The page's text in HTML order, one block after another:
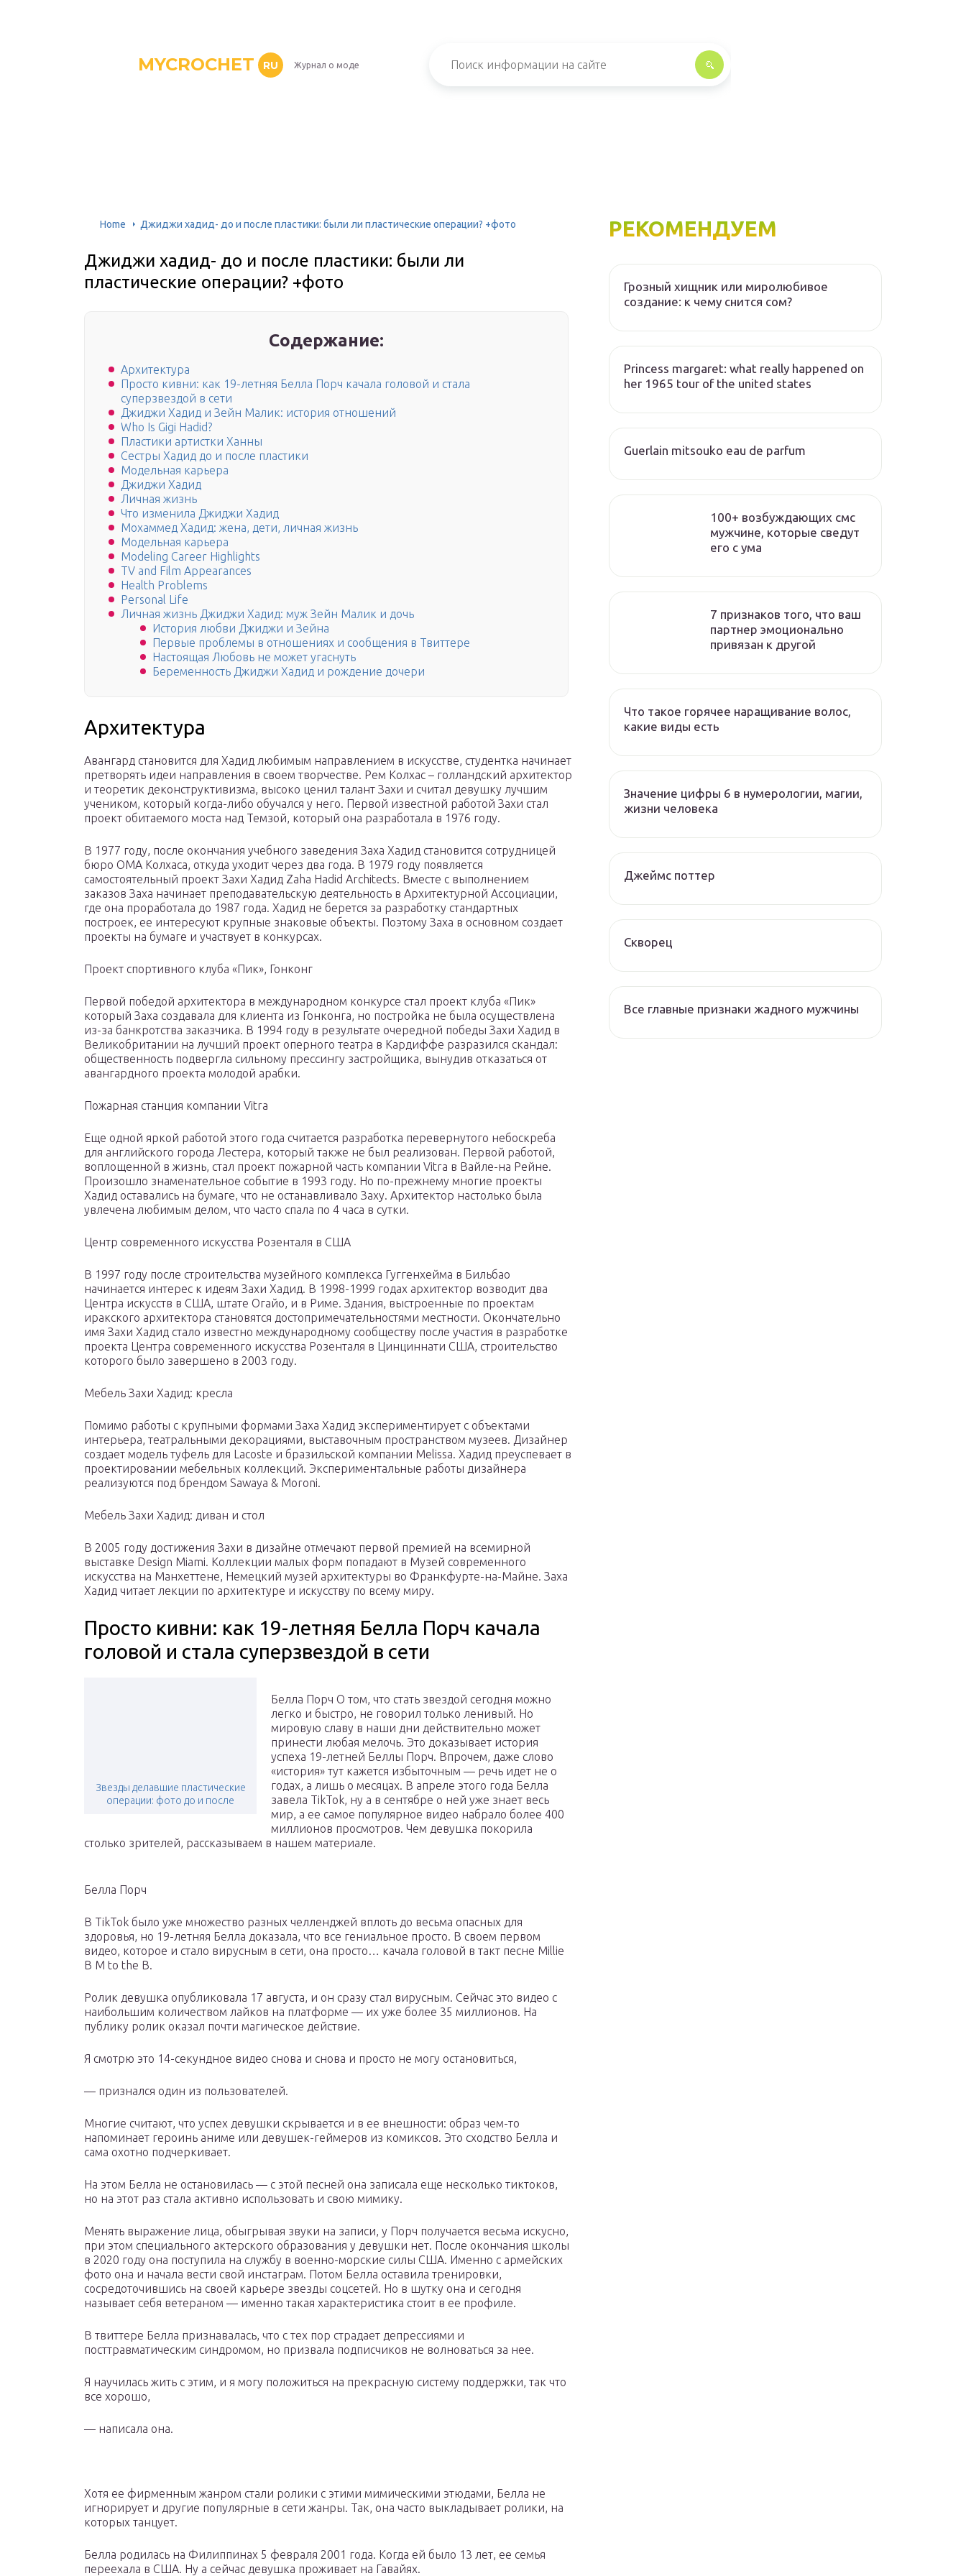
MYCROCHET RU Журнал о моде
Home Джиджи хадид- до и после пластики: были ли пластические операции? +фото
Джиджи хадид- до и после пластики: были ли
пластические операции? +фото
Содержание:
Архитектура
Просто кивни: как 19-летняя Белла Порч качала головой и стала
суперзвездой в сети
Джиджи Хадид и Зейн Малик: история отношений
Who Is Gigi Hadid?
Пластики артистки Ханны
Сестры Хадид до и после пластики
Модельная карьера
Джиджи Хадид
Личная жизнь
Что изменила Джиджи Хадид
Мохаммед Хадид: жена, дети, личная жизнь
Модельная карьера
Modeling Career Highlights
TV and Film Appearances
Health Problems
Personal Life
Личная жизнь Джиджи Хадид: муж Зейн Малик и дочь
История любви Джиджи и Зейна
Первые проблемы в отношениях и сообщения в Твиттере
Настоящая Любовь не может угаснуть
Беременность Джиджи Хадид и рождение дочери
Архитектура
Авангард становится для Хадид любимым направлением в искусстве, студентка начинает
претворять идеи направления в своем творчестве. Рем Колхас – голландский архитектор
и теоретик деконструктивизма, высоко ценил талант Захи и считал девушку лучшим
учеником, который когда-либо обучался у него. Первой известной работой Захи стал
проект обитаемого моста над Темзой, который она разработала в 1976 году.
В 1977 году, после окончания учебного заведения Заха Хадид становится сотрудницей
бюро ОМА Колхаса, откуда уходит через два года. В 1979 году появляется
самостоятельный проект Захи Хадид Zaha Hadid Architects. Вместе с выполнением
заказов Заха начинает преподавательскую деятельность в Архитектурной Ассоциации,
где она проработала до 1987 года. Хадид не берется за разработку стандартных
построек, ее интересуют крупные знаковые объекты. Поэтому Заха в основном создает
проекты на бумаге и участвует в конкурсах.
Проект спортивного клуба «Пик», Гонконг
Первой победой архитектора в международном конкурсе стал проект клуба «Пик»
который Заха создавала для клиента из Гонконга, но постройка не была осуществлена
из-за банкротства заказчика. В 1994 году в результате очередной победы Захи Хадид в
Великобритании на лучший проект оперного театра в Кардиффе разразился скандал:
общественность подвергла сильному прессингу застройщика, вынудив отказаться от
авангардного проекта молодой арабки.
Пожарная станция компании Vitra
Еще одной яркой работой этого года считается разработка перевернутого небоскреба
для английского города Лестера, который также не был реализован. Первой работой,
воплощенной в жизнь, стал проект пожарной часть компании Vitra в Вайле-на Рейне.
Произошло знаменательное событие в 1993 году. Но по-прежнему многие проекты
Хадид оставались на бумаге, что не останавливало Заху. Архитектор настолько была
увлечена любимым делом, что часто спала по 4 часа в сутки.
Центр современного искусства Розенталя в США
В 1997 году после строительства музейного комплекса Гуггенхейма в Бильбао
начинается интерес к идеям Захи Хадид. В 1998-1999 годах архитектор возводит два
Центра искусств в США, штате Огайо, и в Риме. Здания, выстроенные по проектам
иракского архитектора становятся достопримечательностями местности. Окончательно
имя Захи Хадид стало известно международному сообществу после участия в разработке
проекта Центра современного искусства Розенталя в Цинциннати США, строительство
которого было завершено в 2003 году.
Мебель Захи Хадид: кресла
Помимо работы с крупными формами Заха Хадид экспериментирует с объектами
интерьера, театральными декорациями, выставочным пространством музеев. Дизайнер
создает модель туфель для Lacoste и бразильской компании Melissa. Хадид преуспевает в
проектировании мебельных коллекций. Экспериментальные работы дизайнера
реализуются под брендом Sawaya & Moroni.
Мебель Захи Хадид: диван и стол
В 2005 году достижения Захи в дизайне отмечают первой премией на всемирной
выставке Design Miami. Коллекции малых форм попадают в Музей современного
искусства на Манхеттене, Немецкий музей архитектуры во Франкфурте-на-Майне. Заха
Хадид читает лекции по архитектуре и искусству по всему миру.
Просто кивни: как 19-летняя Белла Порч качала
головой и стала суперзвездой в сети
Звезды делавшие пластические
операции: фото до и после
Белла Порч О том, что стать звездой сегодня можно
легко и быстро, не говорил только ленивый. Но
мировую славу в наши дни действительно может
принести любая мелочь. Это доказывает история
успеха 19-летней Беллы Порч. Впрочем, даже слово
«история» тут кажется избыточным — речь идет не о
годах, а лишь о месяцах. В апреле этого года Белла
завела TikTok, ну а в сентябре о ней уже знает весь
мир, а ее самое популярное видео набрало более 400
миллионов просмотров. Чем девушка покорила
столько зрителей, рассказываем в нашем материале.
Белла Порч
В TikTok было уже множество разных челленджей вплоть до весьма опасных для
здоровья, но 19-летняя Белла доказала, что все гениальное просто. В своем первом
видео, которое и стало вирусным в сети, она просто… качала головой в такт песне Millie
B M to the B.
Ролик девушка опубликовала 17 августа, и он сразу стал вирусным. Сейчас это видео с
наибольшим количеством лайков на платформе — их уже более 35 миллионов. На
публику ролик оказал почти магическое действие.
Я смотрю это 14-секундное видео снова и снова и просто не могу остановиться,
— признался один из пользователей.
Многие считают, что успех девушки скрывается и в ее внешности: образ чем-то
напоминает героинь аниме или девушек-геймеров из комиксов. Это сходство Белла и
сама охотно подчеркивает.
На этом Белла не остановилась — с этой песней она записала еще несколько тиктоков,
но на этот раз стала активно использовать и свою мимику.
Менять выражение лица, обыгрывая звуки на записи, у Порч получается весьма искусно,
при этом специального актерского образования у девушки нет. После окончания школы
в 2020 году она поступила на службу в военно-морские силы США. Именно с армейских
фото она и начала вести свой инстаграм. Потом Белла оставила тренировки,
сосредоточившись на своей карьере звезды соцсетей. Но в шутку она и сегодня
называет себя ветераном — именно такая характеристика стоит в ее профиле.
В твиттере Белла признавалась, что с тех пор страдает депрессиями и
посттравматическим синдромом, но призвала подписчиков не волноваться за нее.
Я научилась жить с этим, и я могу положиться на прекрасную систему поддержки, так что
все хорошо,
— написала она.
Хотя ее фирменным жанром стали ролики с этими мимическими этюдами, Белла не
игнорирует и другие популярные в сети жанры. Так, она часто выкладывает ролики, на
которых танцует.
Белла родилась на Филиппинах 5 февраля 2001 года. Когда ей было 13 лет, ее семья
переехала в США. Ну а сейчас девушка проживает на Гавайях.
РЕКОМЕНДУЕМ
Грозный хищник или миролюбивое
создание: к чему снится сом?
Princess margaret: what really happened on
her 1965 tour of the united states
Guerlain mitsouko eau de parfum
100+ возбуждающих смс
мужчине, которые сведут
его с ума
7 признаков того, что ваш
партнер эмоционально
привязан к другой
Что такое горячее наращивание волос,
какие виды есть
Значение цифры 6 в нумерологии, магии,
жизни человека
Джеймс поттер
Скворец
Все главные признаки жадного мужчины